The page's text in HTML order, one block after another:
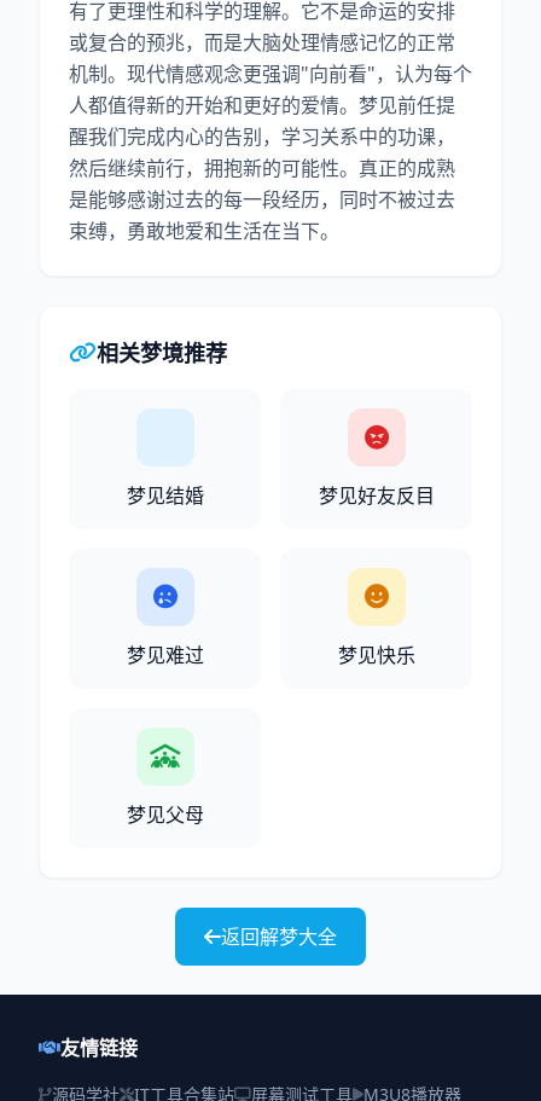
有了更理性和科学的理解。它不是命运的安排
或复合的预兆，而是大脑处理情感记忆的正常
机制。现代情感观念更强调"向前看"，认为每个
人都值得新的开始和更好的爱情。梦见前任提
醒我们完成内心的告别，学习关系中的功课，
然后继续前行，拥抱新的可能性。真正的成熟
是能够感谢过去的每一段经历，同时不被过去
束缚，勇敢地爱和生活在当下。
相关梦境推荐
梦见结婚 梦见好友反目
梦见难过 梦见快乐
梦见父母
返回解梦大全
友情链接
源码学社 IT工具合集站 屏幕测试工具 M3U8播放器